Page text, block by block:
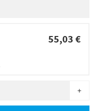
55,03 €
+